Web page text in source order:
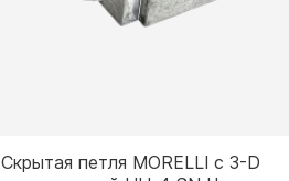
Скрытая петля MORELLI с 3-D